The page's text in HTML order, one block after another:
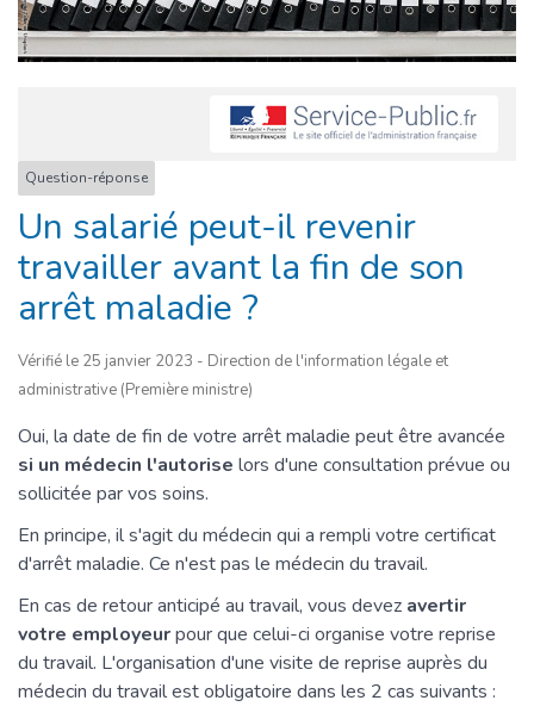
Question-réponse
Un salarié peut-il revenir
travailler avant la fin de son
arrêt maladie ?
Vérifié le 25 janvier 2023 - Direction de l'information légale et
administrative (Première ministre)
Oui, la date de fin de votre arrêt maladie peut être avancée
si un médecin l'autorise lors d'une consultation prévue ou
sollicitée par vos soins.
En principe, il s'agit du médecin qui a rempli votre certificat
d'arrêt maladie. Ce n'est pas le médecin du travail.
En cas de retour anticipé au travail, vous devez avertir
votre employeurpour que celui-ci organise votre reprise
du travail. L'organisation d'une visite de reprise auprès du
médecin du travail est obligatoire dans les 2 cas suivants :